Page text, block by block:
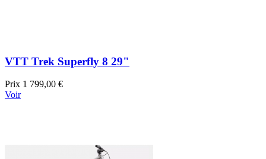
VTT Trek Superfly 8 29"
Prix 1 799,00 €
Voir